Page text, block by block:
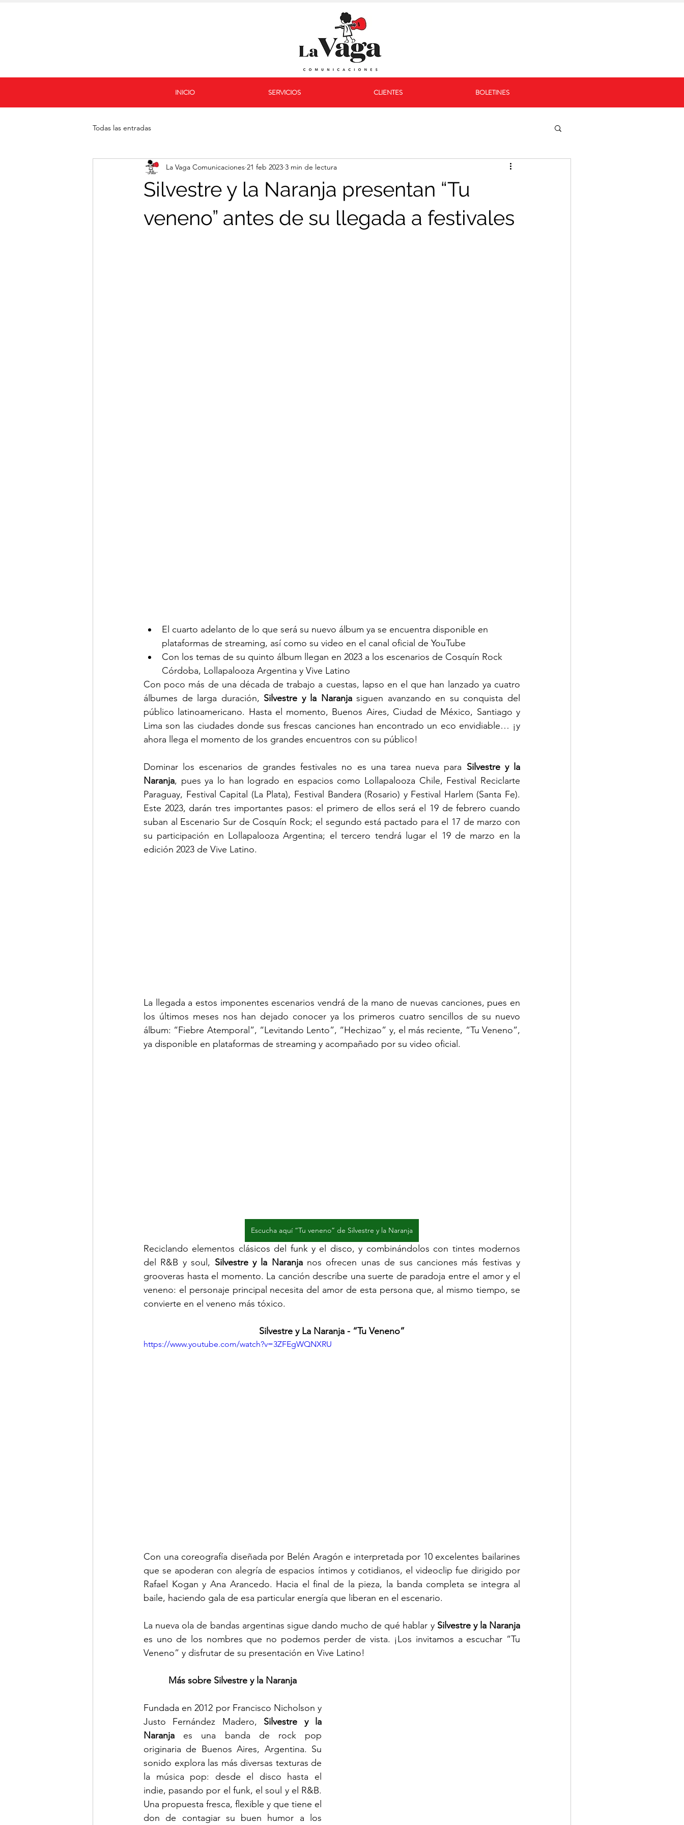
INICIO SERVICIOS CLIENTES BOLETINES
Todas las entradas
Silvestre y la Naranja presentan “Tu
veneno” antes de su llegada a festivales
La Vaga Comunicaciones 21 feb 2023 3 min de lectura
El cuarto adelanto de lo que será su nuevo álbum ya se encuentra disponible en
plataformas de streaming, así como su video en el canal oficial de YouTube
Con los temas de su quinto álbum llegan en 2023 a los escenarios de Cosquín Rock
Córdoba, Lollapalooza Argentina y Vive Latino
Con poco más de una década de trabajo a cuestas, lapso en el que han lanzado ya cuatro
álbumes de larga duración, Silvestre y la Naranja siguen avanzando en su conquista del
público latinoamericano. Hasta el momento, Buenos Aires, Ciudad de México, Santiago y
Lima son las ciudades donde sus frescas canciones han encontrado un eco envidiable… ¡y
ahora llega el momento de los grandes encuentros con su público!
Dominar los escenarios de grandes festivales no es una tarea nueva para Silvestre y la
Naranja, pues ya lo han logrado en espacios como Lollapalooza Chile, Festival Reciclarte
Paraguay, Festival Capital (La Plata), Festival Bandera (Rosario) y Festival Harlem (Santa Fe).
Este 2023, darán tres importantes pasos: el primero de ellos será el 19 de febrero cuando
suban al Escenario Sur de Cosquín Rock; el segundo está pactado para el 17 de marzo con
su participación en Lollapalooza Argentina; el tercero tendrá lugar el 19 de marzo en la
edición 2023 de Vive Latino.
La llegada a estos imponentes escenarios vendrá de la mano de nuevas canciones, pues en
los últimos meses nos han dejado conocer ya los primeros cuatro sencillos de su nuevo
álbum: “Fiebre Atemporal”, “Levitando Lento”, “Hechizao” y, el más reciente, “Tu Veneno”,
ya disponible en plataformas de streaming y acompañado por su video oficial.
Escucha aquí “Tu veneno” de Silvestre y la Naranja
Reciclando elementos clásicos del funk y el disco, y combinándolos con tintes modernos
del R&B y soul, Silvestre y la Naranja nos ofrecen unas de sus canciones más festivas y
grooveras hasta el momento. La canción describe una suerte de paradoja entre el amor y el
veneno: el personaje principal necesita del amor de esta persona que, al mismo tiempo, se
convierte en el veneno más tóxico.
Silvestre y La Naranja - “Tu Veneno”
https://www.youtube.com/watch?v=3ZFEgWQNXRU
Con una coreografía diseñada por Belén Aragón e interpretada por 10 excelentes bailarines
que se apoderan con alegría de espacios íntimos y cotidianos, el videoclip fue dirigido por
Rafael Kogan y Ana Arancedo. Hacia el final de la pieza, la banda completa se integra al
baile, haciendo gala de esa particular energía que liberan en el escenario.
La nueva ola de bandas argentinas sigue dando mucho de qué hablar y Silvestre y la Naranja
es uno de los nombres que no podemos perder de vista. ¡Los invitamos a escuchar “Tu
Veneno” y disfrutar de su presentación en Vive Latino!
Más sobre Silvestre y la Naranja
Fundada en 2012 por Francisco Nicholson y
Justo Fernández Madero, Silvestre y la
Naranja es una banda de rock pop
originaria de Buenos Aires, Argentina. Su
sonido explora las más diversas texturas de
la música pop: desde el disco hasta el
indie, pasando por el funk, el soul y el R&B.
Una propuesta fresca, flexible y que tiene el
don de contagiar su buen humor a los